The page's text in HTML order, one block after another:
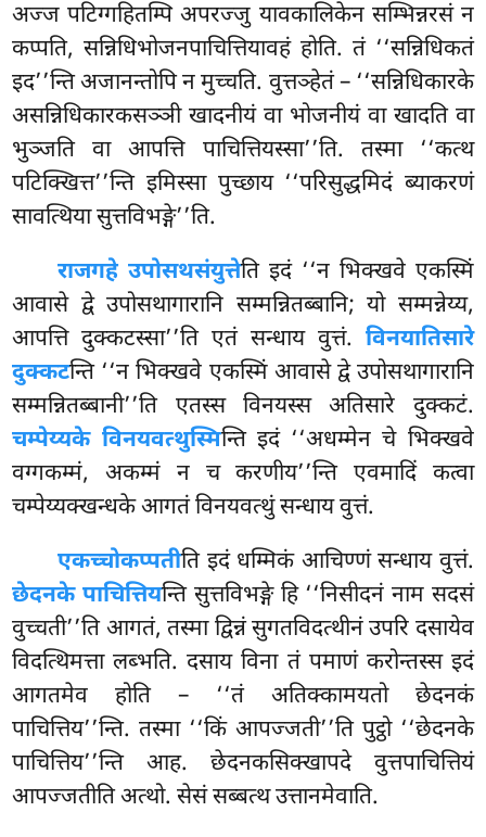
अज्ज पटिग्गहितम्पि अपरज्जु यावकालिकेन सम्भिन्नरसं न
कप्पति, सन्निधिभोजनपाचित्तियावहं होति. तं ‘‘सन्निधिकतं
इद’’न्ति अजानन्तोपि न मुच्चति. वुत्तञ्हेतं – ‘‘सन्निधिकारके
असन्निधिकारकसञ्ञी खादनीयं वा भोजनीयं वा खादति वा
भुञ्जति वा आपत्ति पाचित्तियस्सा’’ति. तस्मा ‘‘कत्थ
पटिक्खित्त’’न्ति इमिस्सा पुच्छाय ‘‘परिसुद्धमिदं ब्याकरणं
सावत्थिया सुत्तविभङ्गे’’ति.
राजगहे उपोसथसंयुत्तेति इदं ‘‘न भिक्खवे एकस्मिं
आवासे द्वे उपोसथागारानि सम्मन्नितब्बानि; यो सम्मन्नेय्य,
आपत्ति दुक्कटस्सा’’ति एतं सन्धाय वुत्तं. विनयातिसारे
दुक्कटन्ति ‘‘न भिक्खवे एकस्मिं आवासे द्वे उपोसथागारानि
सम्मन्नितब्बानी’’ति एतस्स विनयस्स अतिसारे दुक्कटं.
चम्पेय्यके विनयवत्थुस्मिन्ति इदं ‘‘अधम्मेन चे भिक्खवे
वग्गकम्मं, अकम्मं न च करणीय’’न्ति एवमादिं कत्वा
चम्पेय्यक्खन्धके आगतं विनयवत्थुं सन्धाय वुत्तं.
एकच्चोकप्पतीति इदं धम्मिकं आचिण्णं सन्धाय वुत्तं.
छेदनके पाचित्तियन्ति सुत्तविभङ्गे हि ‘‘निसीदनंनाम सदसं
वुच्चती’’ति आगतं, तस्मा द्विन्नं सुगतविदत्थीनं उपरि दसायेव
विदत्थिमत्ता लब्भति. दसाय विना तं पमाणं करोन्तस्स इदं
आगतमेव होति – ‘‘तं अतिक्कामयतो छेदनकं
पाचित्तिय’’न्ति. तस्मा ‘‘किं आपज्जती’’ति पुट्ठो ‘‘छेदनके
पाचित्तिय’’न्ति आह. छेदनकसिक्खापदे वुत्तपाचित्तियं
आपज्जतीति अत्थो. सेसं सब्बत्थ उत्तानमेवाति.